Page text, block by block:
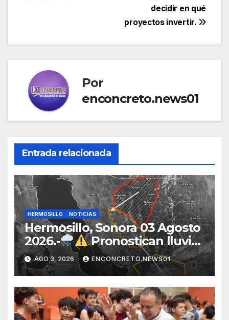
decidir en qué
proyectos invertir.
Por
enconcreto.news01
Entrada relacionada
HERMOSILLO NOTICIAS
Hermosillo, Sonora 03 Agosto
2026.-
Pronostican lluvias
para Hermosillo esta noche;
norte de Sonora registra
mayor potencial de
tormentas
AGO 3, 2026 ENCONCRETO.NEWS01